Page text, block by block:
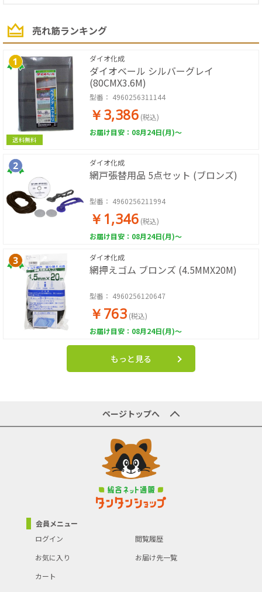
売れ筋ランキング
送料無料
ダイオ化成
ダイオベール シルバーグレイ
(80CMX3.6M)
型番： 4960256311144
￥3,386 (税込)
お届け目安：08月24日(月)～
ダイオ化成
網戸張替用品 5点セット (ブロンズ)
型番： 4960256211994
￥1,346 (税込)
お届け目安：08月24日(月)～
ダイオ化成
網押えゴム ブロンズ (4.5MMX20M)
型番： 4960256120647
￥763 (税込)
お届け目安：08月24日(月)～
もっと見る
ページトップへ
会員メニュー
ログイン
閲覧履歴
お気に入り
お届け先一覧
カート